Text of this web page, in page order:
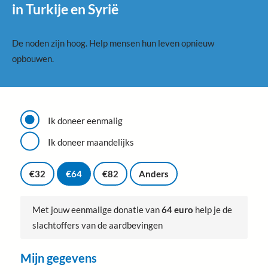
in Turkije en Syrië
De noden zijn hoog. Help mensen hun leven opnieuw
opbouwen.
k
g
e
e
*
Ik doneer eenmalig
Ik doneer maandelijks
G
i
f
g
€32 €64 €82 Anders
Met jouw eenmalige donatie van64 euro help je de
slachtoffers van de aardbevingen
Mijn gegevens